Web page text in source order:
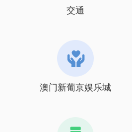
交通
澳门新葡京娱乐城